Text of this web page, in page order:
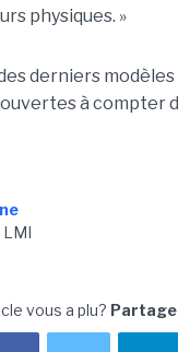
physiques. »
derniers
à compter
vous a plu?